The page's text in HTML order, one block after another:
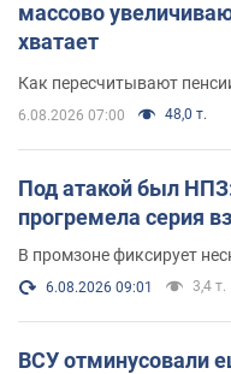
массово
хватает
Как пересчитывают
6.08.2026 07:00 48,0 т.
Под атакой был
прогремела серия
В промзоне фиксирует
6.08.2026 09:01 3,4 т.
ВСУ отминусовали